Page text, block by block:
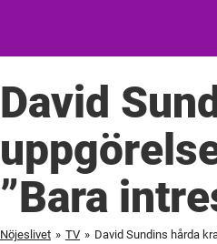
David
”Bara
Nöjeslivet » TV » David Sundins hårda